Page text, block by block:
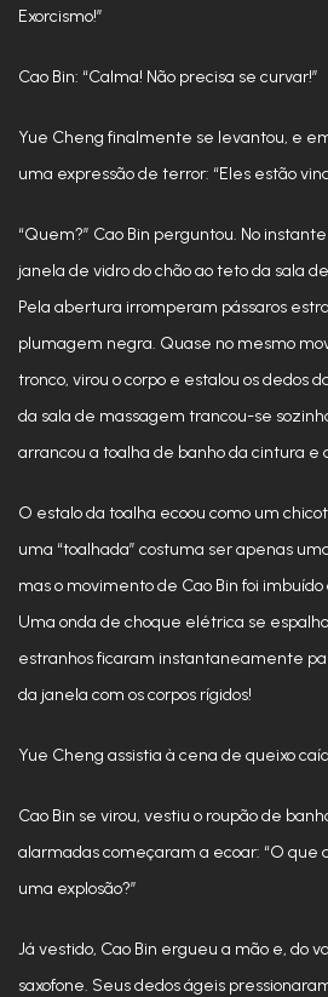
Exorcismo!”
Cao Bin: “Calma! Não precisa se curvar!”
Yue Cheng finalmente se levantou, e
uma expressão de terror: “Eles estão
“Quem?” Cao Bin perguntou. No
janela de vidro do chão ao teto da sala
Pela abertura irromperam pássaros
plumagem negra. Quase no mesmo
tronco, virou o corpo e estalou os dedos
da sala de massagem trancou-se
arrancou a toalha de banho da cintura e
O estalo da toalha ecoou como um
uma “toalhada” costuma ser apenas
mas o movimento de Cao Bin foi imbuído
Uma onda de choque elétrica se
estranhos ficaram instantaneamente
da janela com os corpos rígidos!
Yue Cheng assistia à cena de queixo
Cao Bin se virou, vestiu o roupão de
alarmadas começaram a ecoar: “O que
uma explosão?”
Já vestido, Cao Bin ergueu a mão e, do
saxofone. Seus dedos ágeis